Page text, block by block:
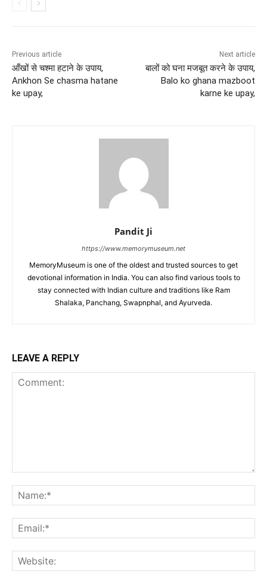
Previous article
आँखों से चश्मा हटाने के उपाय,
Ankhon Se chasma hatane
ke upay,
Next article
बालों को घना मजबूत करने के उपाय,
Balo ko ghana mazboot
karne ke upay,
Pandit Ji
https://www.memorymuseum.net
MemoryMuseum is one of the oldest and trusted sources to get
devotional information in India. You can also find various tools to
stay connected with Indian culture and traditions like Ram
Shalaka, Panchang, Swapnphal, and Ayurveda.
LEAVE A REPLY